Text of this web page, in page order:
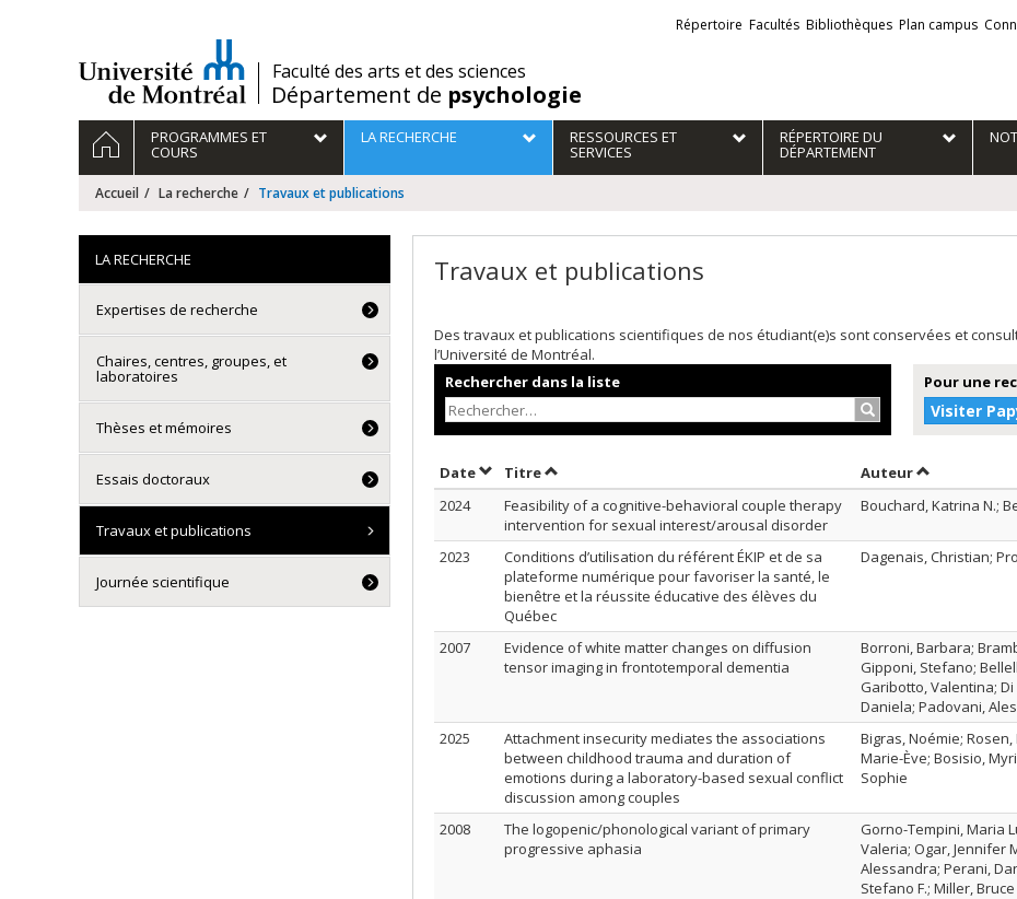
/Faculté des arts et des sciences
Département de psychologie
Liens
externes
Répertoire Facultés Bibliothèques Plan campus
Navigation
principale
ACCUEILPROGRAMMES ET
COURS
LA RECHERCHE RESSOURCES ET
SERVICES
RÉPERTOIRE DU
DÉPARTEMENT
Accueil La recherche Travaux et publications
Travaux et publications
Des travaux et publications scientifiques de nos étudiant(e)s sont conservées et
l’Université de Montréal.
Rechercher dans la liste
Rechercher…
Pour une
Visiter
DateTrier par date en ordre croissant
TitreTrier par titre en ordre croissant AuteurTrier par
2024
Feasibility of a cognitive-behavioral couple therapy
intervention for sexual interest/arousal disorder
Bouchard, Katrina N.;
2023
Conditions d’utilisation du référent ÉKIP et de sa
plateforme numérique pour favoriser la santé, le
bienêtre et la réussite éducative des élèves du
Québec
Dagenais, Christian;
2007
Evidence of white matter changes on diffusion
tensor imaging in frontotemporal dementia
Borroni, Barbara;
Gipponi, Stefano;
Garibotto, Valentina;
Daniela; Padovani,
2025
Attachment insecurity mediates the associations
between childhood trauma and duration of
emotions during a laboratory-based sexual conflict
discussion among couples
Bigras, Noémie;
Marie-Ève; Bosisio,
Sophie
2008
The logopenic/phonological variant of primary
progressive aphasia
Gorno-Tempini, Maria
Valeria; Ogar, Jennifer
Alessandra; Perani,
Stefano F.; Miller, Bruce
LA RECHERCHE
Expertises de recherche
Chaires, centres, groupes, et
laboratoires
Thèses et mémoires
Essais doctoraux
Travaux et publications
Journée scientifique